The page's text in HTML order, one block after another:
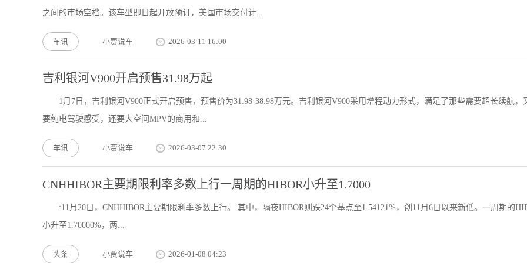
之间的市场空档。该车型即日起开放预订，美国市场交付计...
车讯 小贾说车 2026-03-11 16:00
吉利银河V900开启预售31.98万起
1月7日，吉利银河V900正式开启预售，预售价为31.98-38.98万元。吉利银河V900采用增程动力形式，满足了那些需要超长续航，
要纯电驾驶感受，还要大空间MPV的商用和...
车讯 小贾说车 2026-03-07 22:30
CNHHIBOR主要期限利率多数上行一周期的HIBOR小升至1.7000
:11月20日，CNHHIBOR主要期限利率多数上行。 其中，隔夜HIBOR则跌24个基点至1.54121%，创11月6日以来新低。一周期的
小升至1.70000%，两...
头条 小贾说车 2026-01-08 04:23